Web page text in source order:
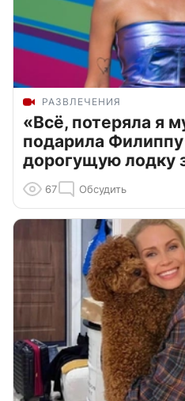
РАЗВЛЕЧЕНИЯ
«Всё, потеряла я
подарила Филиппу
дорогущую лодку
67 Обсудить